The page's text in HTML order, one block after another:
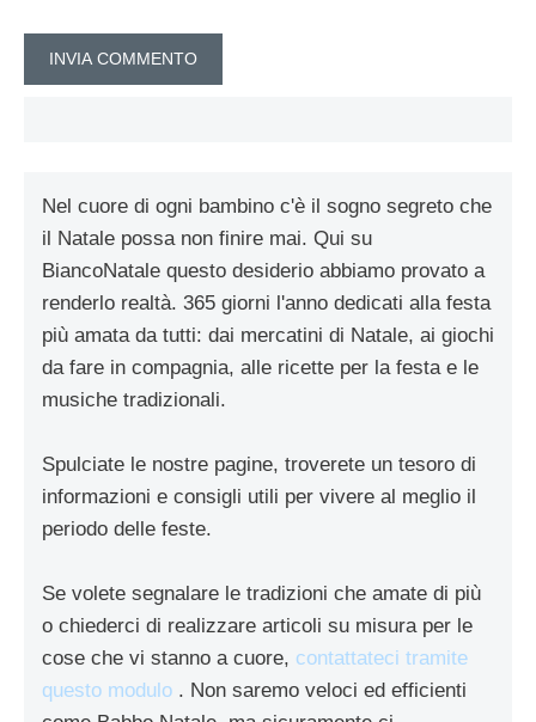
Nel cuore di ogni bambino c'è il sogno segreto che
il Natale possa non finire mai. Qui su
BiancoNatale questo desiderio abbiamo provato a
renderlo realtà. 365 giorni l'anno dedicati alla festa
più amata da tutti: dai mercatini di Natale, ai giochi
da fare in compagnia, alle ricette per la festa e le
musiche tradizionali.
Spulciate le nostre pagine, troverete un tesoro di
informazioni e consigli utili per vivere al meglio il
periodo delle feste.
Se volete segnalare le tradizioni che amate di più
o chiederci di realizzare articoli su misura per le
cose che vi stanno a cuore, contattateci tramite
questo modulo . Non saremo veloci ed efficienti